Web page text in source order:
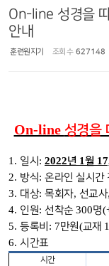
On-line 성경을
안내
훈련원지기 조회 수 627148
On-line 성경을
1. 일시 : 2022년 1월
2. 방식: 온라인 실시간
3. 대상: 목회자, 선교사,
4. 인원: 선착순300명
5. 등록비 : 7만원(교재 1
6. 시간표
시간